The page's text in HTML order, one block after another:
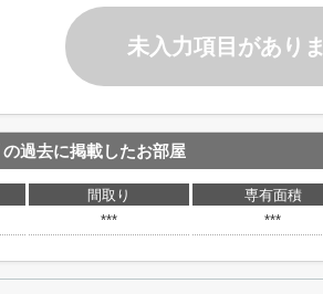
未入力項目があり
の過去に掲載したお部屋
間取り 専有面積
*** ***